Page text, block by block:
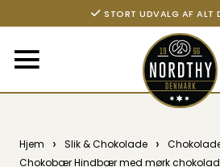
STORT UDVALG AF ALT
Hjem › Slik & Chokolade ›
Chokobær Hindbær med mørk